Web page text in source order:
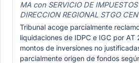
MA con SERVICIO DE
DIRECCION REGIONAL STGO
Tribunal acoge parcialmente
liquidaciones de IDPC e IGC por
montos de inversiones no
parcialmente origen de fondos